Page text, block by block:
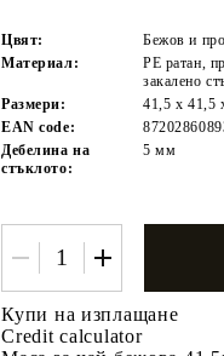
Цвят:
Бежов и
Материал:
PE ратан,
закалено
Размери:
41,5 x
EAN code:
Дебелина на
стъклото:
5 мм
Купи на изплащане
Credit calculator